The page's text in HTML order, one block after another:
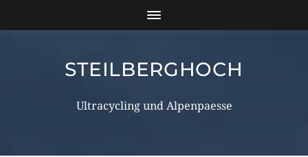
STEILBERGHOCH
Ultracycling und Alpenpaesse